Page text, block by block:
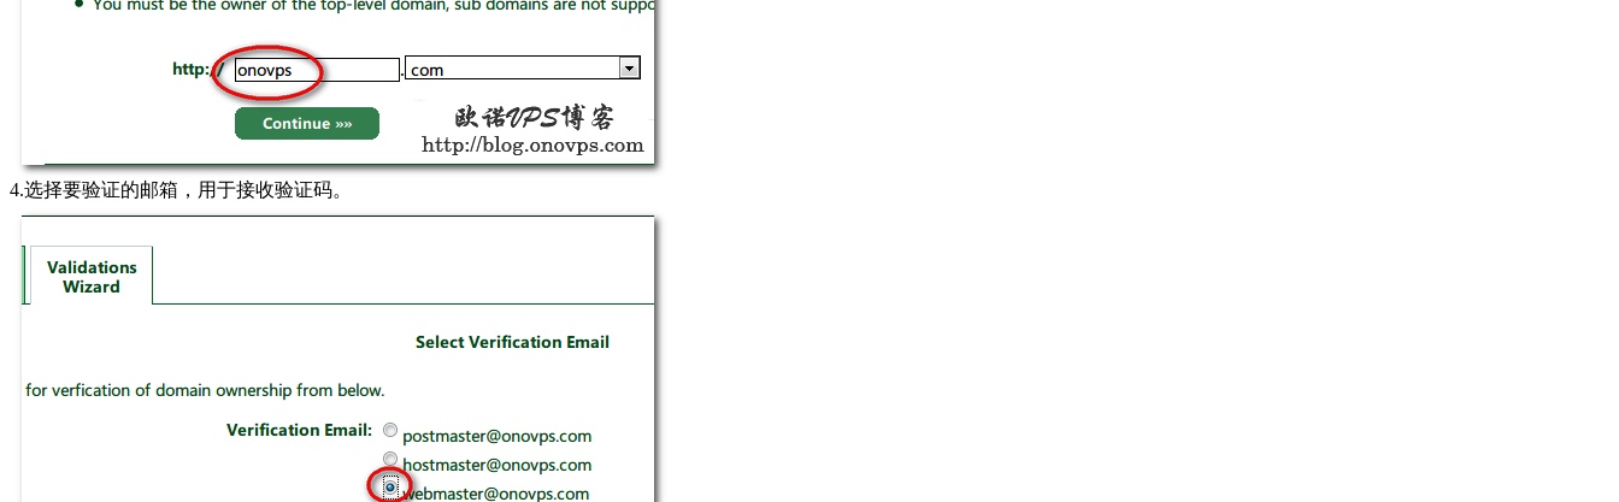
4.选择要验证的邮箱，用于接收验证码。